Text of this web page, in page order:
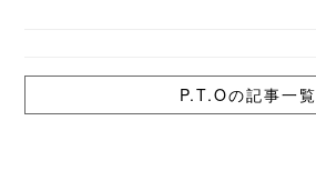
P.T.Oの記事一覧